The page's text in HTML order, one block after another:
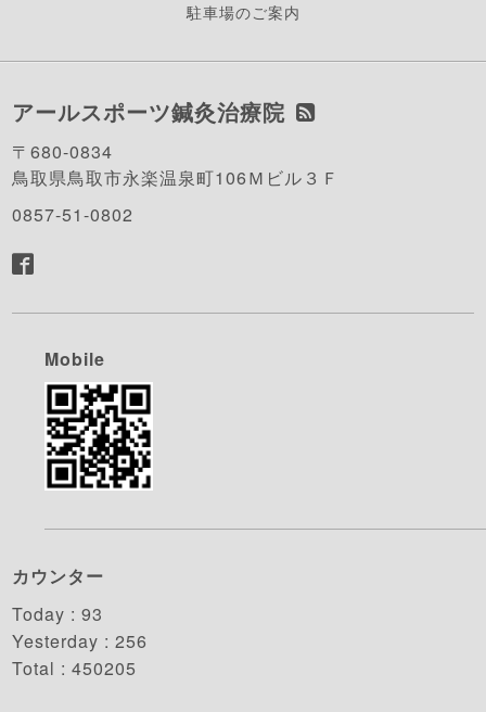
駐車場のご案内
アールスポーツ鍼灸治療院
〒680-0834
鳥取県鳥取市永楽温泉町106Ｍビル３Ｆ
0857-51-0802
Mobile
カウンター
Today :93
Yesterday :256
Total :450205